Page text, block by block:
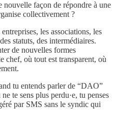
façon de répondre à une
collectivement ?
les associations, les
statuts, des intermédiaires.
de nouvelles formes
chef, où tout est transparent, où
tu entends parler de “DAO”
te sens plus perdu·e, tu penses
par SMS sans le syndic qui